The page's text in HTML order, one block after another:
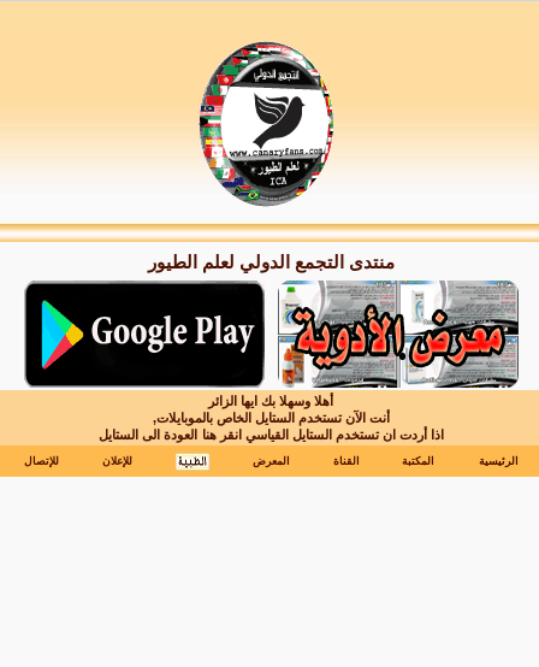
منتدى التجمع الدولي لعلم الطيور
أهلا وسهلا بك ايها الزائر
أنت الآن تستخدم الستايل الخاص بالموبايلات,
اذا أردت ان تستخدم الستايل القياسي انقر هنا العودة الى الستايل
الرئيسية المكتبة القناة المعرض للإعلان للإتصال